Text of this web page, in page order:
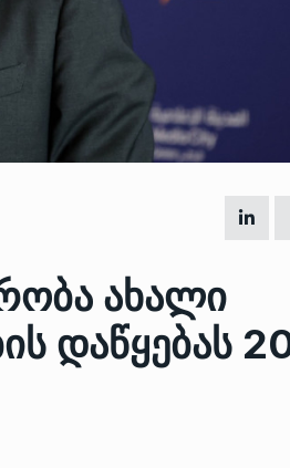
ახალი
დაწყებას
შუა
ᲡᲐᲖᲝᲒᲐᲓᲝᲔᲑᲐ
აბაშის
13
საკმარისზე
ᲔᲙᲝᲜᲝᲛᲘᲙᲐ 13/